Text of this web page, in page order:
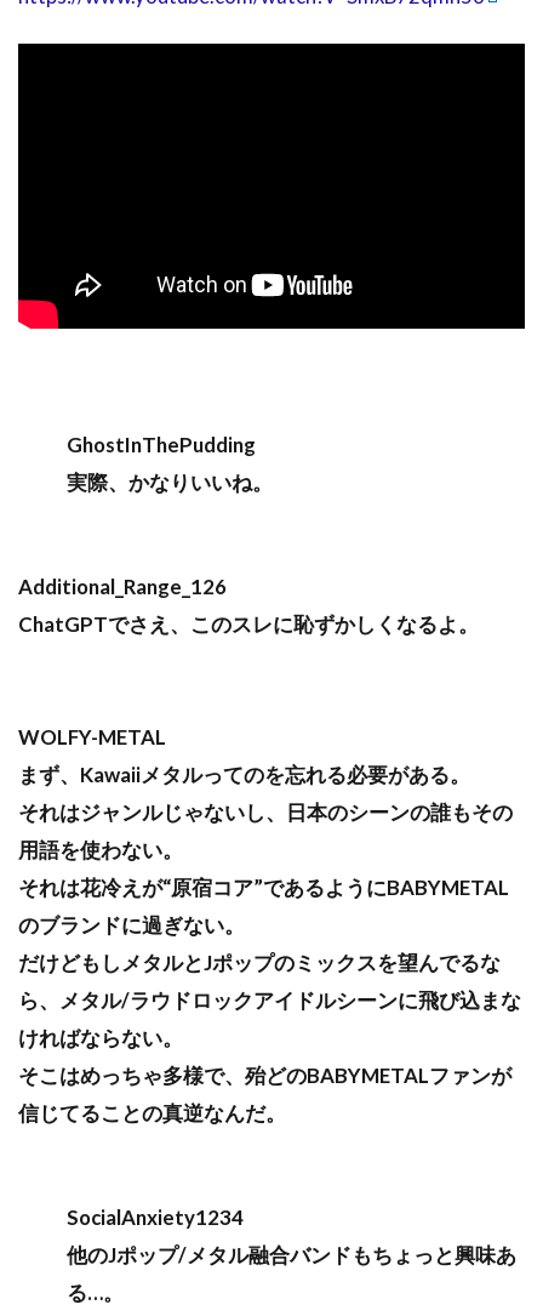
GhostInThePudding
実際、かなりいいね。
Additional_Range_126
ChatGPTでさえ、このスレに恥ずかしくなるよ。
WOLFY-METAL
まず、Kawaiiメタルってのを忘れる必要がある。
それはジャンルじゃないし、日本のシーンの誰もその
用語を使わない。
それは花冷えが“原宿コア”であるようにBABYMETAL
のブランドに過ぎない。
だけどもしメタルとJポップのミックスを望んでるな
ら、メタル/ラウドロックアイドルシーンに飛び込まな
ければならない。
そこはめっちゃ多様で、殆どのBABYMETALファンが
信じてることの真逆なんだ。
SocialAnxiety1234
他のJポップ/メタル融合バンドもちょっと興味あ
る…。